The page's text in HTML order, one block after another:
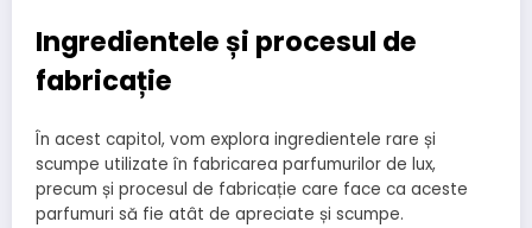
Ingredientele și procesul de
fabricație
În acest capitol, vom explora ingredientele rare și
scumpe utilizate în fabricarea parfumurilor de lux,
precum și procesul de fabricație care face ca aceste
parfumuri să fie atât de apreciate și scumpe.